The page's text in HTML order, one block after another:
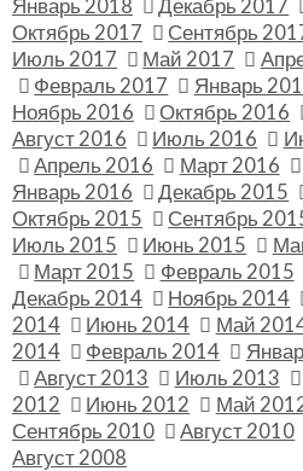
Январь 2018
Декабрь 2017
Октябрь 2017
Сентябрь
Июль 2017
Май 2017
Февраль 2017
Январь
Ноябрь 2016
Октябрь 2016
Август 2016
Июль 2016
Апрель 2016
Март 2016
Январь 2016
Декабрь 2015
Октябрь 2015
Сентябрь
Июль 2015
Июнь 2015
Март 2015
Февраль 2015
Декабрь 2014
Ноябрь 2014
2014
Июнь 2014 Май
2014
Февраль 2014
Август 2013
Июль 2013
2012
Июнь 2012 Май
Сентябрь 2010
Август 2010
Август 2008